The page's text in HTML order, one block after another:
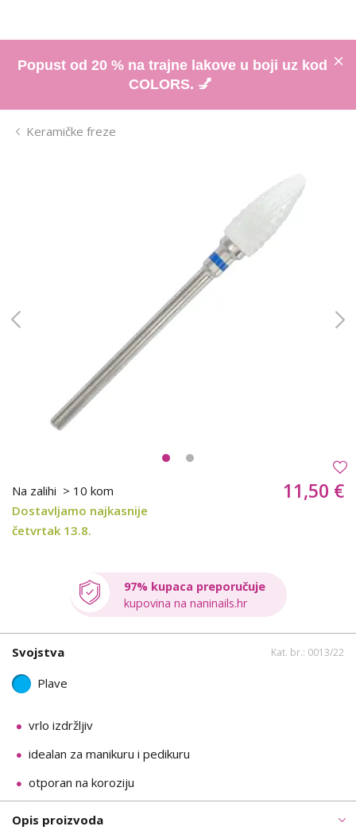
Popust od 20 % na trajne lakove u boji uz kod
COLORS. 💅
Keramičke freze
Na zalihi > 10 kom
Dostavljamo najkasnije
četvrtak 13.8.
11,50 €
97% kupaca preporučuje
kupovina na naninails.hr
Svojstva Kat. br.: 0013/22
Plave
vrlo izdržljiv
idealan za manikuru i pedikuru
otporan na koroziju
Opis proizvoda